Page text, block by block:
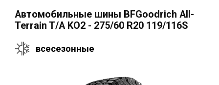
Автомобильные шины BFGoodrich All-
Terrain T/A KO2 - 275/60 R20 119/116S
всесезонные